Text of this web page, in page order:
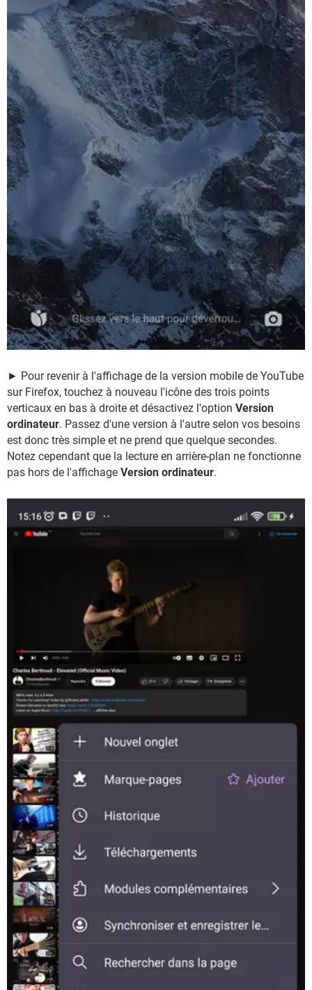
► Pour revenir à l'affichage de la version mobile de YouTube
sur Firefox, touchez à nouveau l'icône des trois points
verticaux en bas à droite et désactivez l'option Version
ordinateur. Passez d'une version à l'autre selon vos besoins
est donc très simple et ne prend que quelque secondes.
Notez cependant que la lecture en arrière-plan ne fonctionne
pas hors de l'affichage Version ordinateur.